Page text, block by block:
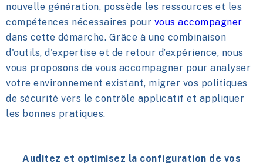
nouvelle génération, possède les ressources et les
compétences nécessaires pour vous accompagner
dans cette démarche. Grâce à une combinaison
d'outils, d'expertise et de retour d’expérience, nous
vous proposons de vous accompagner pour analyser
votre environnement existant, migrer vos politiques
de sécurité vers le contrôle applicatif et appliquer
les bonnes pratiques.
Auditez et optimisez la configuration de vos